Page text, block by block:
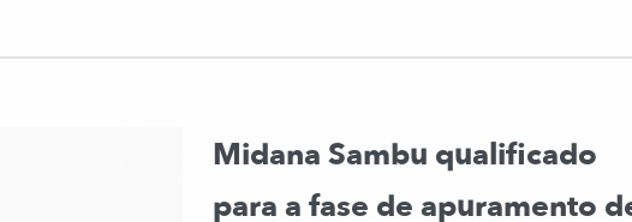
Midana Sambu qualificado
para a fase de apuramento